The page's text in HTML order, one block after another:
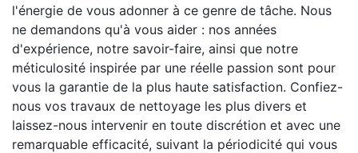
l'énergie de vous adonner à ce genre de tâche. Nous
ne demandons qu'à vous aider : nos années
d'expérience, notre savoir-faire, ainsi que notre
méticulosité inspirée par une réelle passion sont pour
vous la garantie de la plus haute satisfaction. Confiez-
nous vos travaux de nettoyage les plus divers et
laissez-nous intervenir en toute discrétion et avec une
remarquable efficacité, suivant la périodicité qui vous